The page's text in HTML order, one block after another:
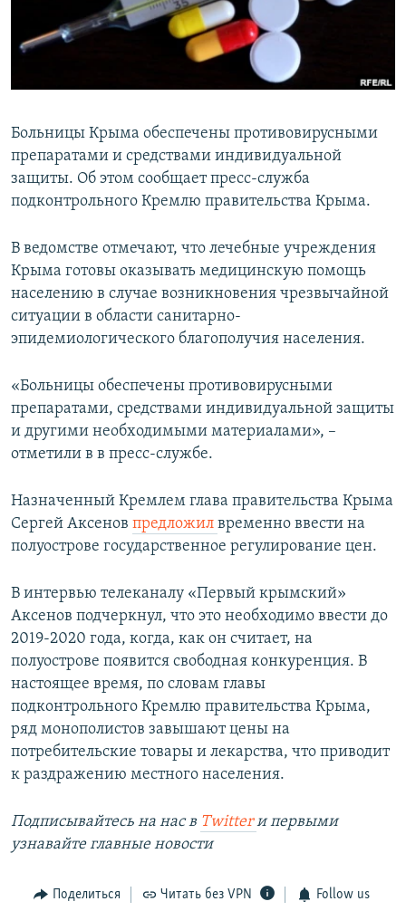
ПОБЕДИТЕЛЕЙ НЕ СУДЯТ?
КРЫМ.НЕПОКОРЕННЫЙ
ПРИСОЕДИНЯЙТЕСЬ!
Все сайты RFE/RL
Больницы Крыма обеспечены противовирусными
препаратами и средствами индивидуальной
защиты. Об этом сообщает пресс-служба
подконтрольного Кремлю правительства Крыма.
В ведомстве отмечают, что лечебные учреждения
Крыма готовы оказывать медицинскую помощь
населению в случае возникновения чрезвычайной
ситуации в области санитарно-
эпидемиологического благополучия населения.
«Больницы обеспечены противовирусными
препаратами, средствами индивидуальной защиты
и другими необходимыми материалами», –
отметили в в пресс-службе.
Назначенный Кремлем глава правительства Крыма
Сергей Аксенов предложил временно ввести на
полуострове государственное регулирование цен.
В интервью телеканалу «Первый крымский»
Аксенов подчеркнул, что это необходимо ввести до
2019-2020 года, когда, как он считает, на
полуострове появится свободная конкуренция. В
настоящее время, по словам главы
подконтрольного Кремлю правительства Крыма,
ряд монополистов завышают цены на
потребительские товары и лекарства, что приводит
к раздражению местного населения.
Подписывайтесь на наc в Twitterи первыми
узнавайте главные новости
Поделиться Читать без VPN Follow us